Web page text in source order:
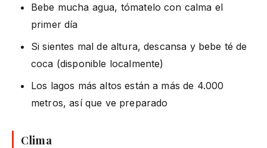
Bebe mucha agua, tómatelo con calma el
primer día
Si sientes mal de altura, descansa y bebe té de
coca (disponible localmente)
Los lagos más altos están a más de 4.000
metros, así que ve preparado
Clima